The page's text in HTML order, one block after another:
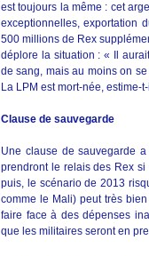
est toujours la même : cet
exceptionnelles, exportation
500 millions de Rex
déplore la situation : « Il
de sang, mais au moins on
La LPM est mort-née, estime-
Clause de sauvegarde
Une clause de sauvegarde
prendront le relais des Rex
puis, le scénario de 2013
comme le Mali) peut très
faire face à des dépenses
que les militaires seront en